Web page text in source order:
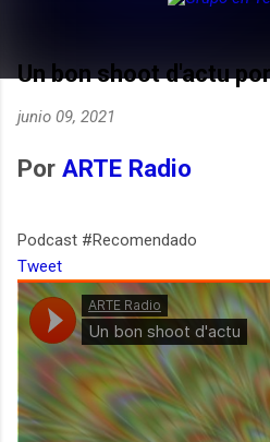
Un bon shoot d'actu
junio 09, 2021
Por ARTE Radio
Podcast #Recomendado
Tweet